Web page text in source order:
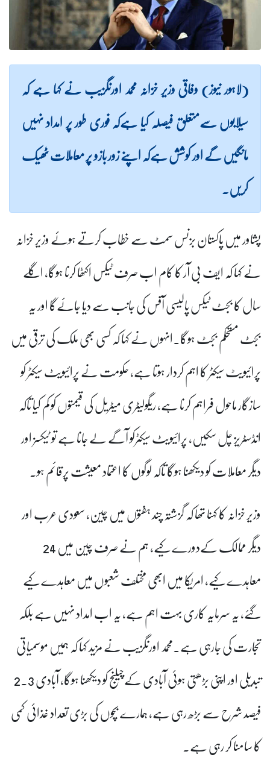
(لاہور نیوز) وفاقی وزیر خزانہ محمد اورنگزیب نے کہا ہے کہ
سیلابوں سےمتعلق فیصلہ کیا ہےکہ فوری طور پر امداد نہیں
مانگیں گے اور کوشش ہےکہ اپنے زور بازو پر معاملات ٹھیک
کریں۔
پشاور میں پاکستان بزنس سمٹ سے خطاب کرتے ہوئے وزیر خزانہ
نے کہا کہ ایف بی آر کا کام اب صرف ٹیکس اکٹھا کرنا ہوگا، اگلے
سال کا بجٹ ٹیکس پالیسی آفس کی جانب سے دیا جائےگا اور یہ
بجٹ مستحکم بجٹ ہوگا۔انہوں نے کہا کہ کسی بھی ملک کی ترقی میں
پرائیویٹ سیکٹر کا اہم کردار ہوتا ہے، حکومت نے پرائیویٹ سیکٹر کو
سازگار ماحول فراہم کرنا ہے، ریگولیٹری میٹریل کی قیمتوں کو کم کیا تاکہ
انڈسٹریز چل سکیں، پرائیویٹ سیکٹرکو آگے لے جانا ہے تو ٹیکسز اور
دیگر معاملات کو دیکھنا ہوگا تاکہ لوگوں کا اعتماد معیشت پرقائم ہو۔
وزیر خزانہ کا کہنا تھا کہ گزشتہ چند ہفتوں میں چین، سعودی عرب اور
دیگر ممالک کےدورے کیے، ہم نے صرف چین میں 24
معاہدے کیے، امریکا میں ابھی مختلف شعبوں میں معاہدے کیے
گئے، یہ سرمایہ کاری بہت اہم ہے، یہ اب امداد نہیں ہے بلکہ
تجارت کی جارہی ہے۔محمد اورنگزیب نے مزید کہا کہ ہمیں موسمیاتی
تبدیلی اور اپنی بڑھتی ہوئی آبادی کےچیلنج کو دیکھنا ہوگا، آبادی 2.3
فیصد شرح سے بڑھ رہی ہے، ہمارے بچوں کی بڑی تعداد غذائی کمی
کا سامنا کر رہی ہے۔